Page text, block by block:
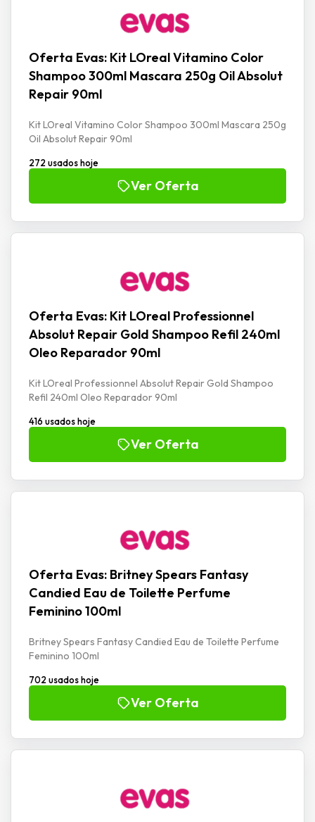
Oferta Evas: Kit LOreal Vitamino Color
Shampoo 300ml Mascara 250g Oil Absolut
Repair 90ml
Kit LOreal Vitamino Color Shampoo 300ml Mascara 250g
Oil Absolut Repair 90ml
272 usados hoje
Ver Oferta
Oferta Evas: Kit LOreal Professionnel
Absolut Repair Gold Shampoo Refil 240ml
Oleo Reparador 90ml
Kit LOreal Professionnel Absolut Repair Gold Shampoo
Refil 240ml Oleo Reparador 90ml
416 usados hoje
Ver Oferta
Oferta Evas: Britney Spears Fantasy
Candied Eau de Toilette Perfume
Feminino 100ml
Britney Spears Fantasy Candied Eau de Toilette Perfume
Feminino 100ml
702 usados hoje
Ver Oferta